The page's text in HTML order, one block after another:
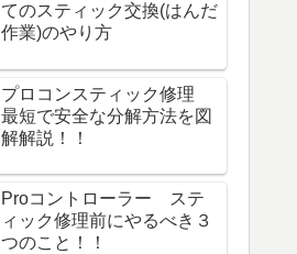
てのスティック交換(はんだ
作業)のやり方
プロコンスティック修理
最短で安全な分解方法を図
解解説！！
Proコントローラー ステ
ィック修理前にやるべき３
つのこと！！